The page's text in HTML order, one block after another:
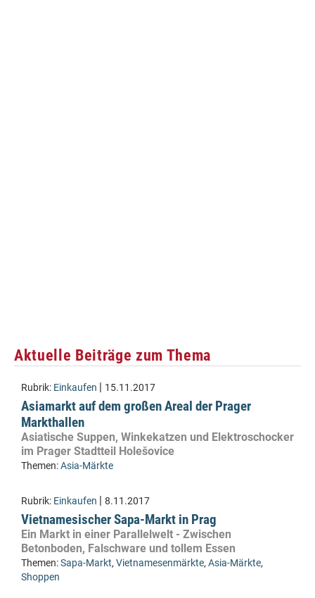
Aktuelle Beiträge zum Thema
Rubrik: Einkaufen | 15.11.2017
Asiamarkt auf dem großen Areal der Prager
Markthallen
Asiatische Suppen, Winkekatzen und Elektroschocker
im Prager Stadtteil Holešovice
Themen:Asia-Märkte
Rubrik: Einkaufen | 8.11.2017
Vietnamesischer Sapa-Markt in Prag
Ein Markt in einer Parallelwelt - Zwischen
Betonboden, Falschware und tollem Essen
Themen:Sapa-Markt, Vietnamesenmärkte, Asia-Märkte,
Shoppen